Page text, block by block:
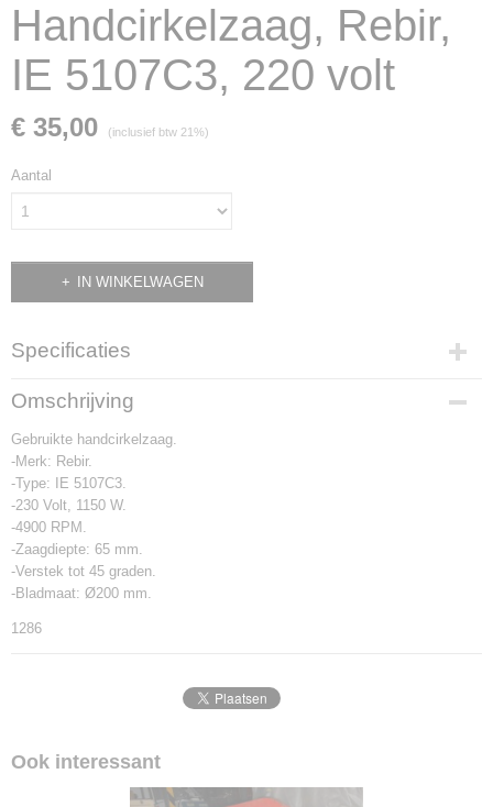
Handcirkelzaag, Rebir,
IE 5107C3, 220 volt
€ 35,00 (inclusief btw 21%)
Aantal
IN WINKELWAGEN
Specificaties
Productcode
1286
Omschrijving
Gebruikte handcirkelzaag.
-Merk: Rebir.
-Type: IE 5107C3.
-230 Volt, 1150 W.
-4900 RPM.
-Zaagdiepte: 65 mm.
-Verstek tot 45 graden.
-Bladmaat: Ø200 mm.
1286
Ook interessant